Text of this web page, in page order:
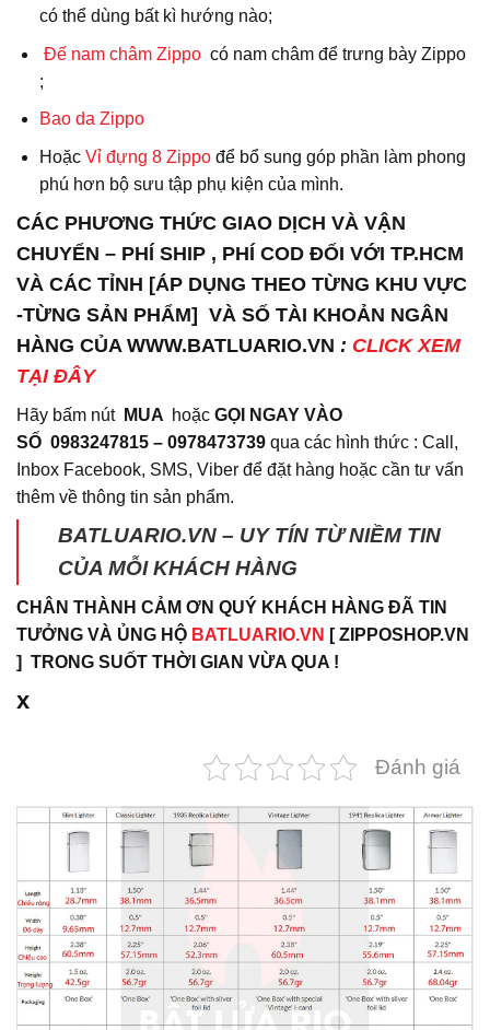
có thể dùng bất kì hướng nào;
Đế nam châm Zippocó nam châm để trưng bày Zippo
;
Bao da Zippo
Hoặc Vỉ đựng 8 Zippođể bổ sung góp phần làm phong
phú hơn bộ sưu tập phụ kiện của mình.
CÁC PHƯƠNG THỨC GIAO DỊCH VÀ VẬN
CHUYỂN – PHÍ SHIP , PHÍ COD ĐỐI VỚI TP.HCM
VÀ CÁC TỈNH [ÁP DỤNG THEO TỪNG KHU VỰC
-TỪNG SẢN PHẨM] VÀ SỐ TÀI KHOẢN NGÂN
HÀNG CỦA WWW.BATLUARIO.VN : CLICK XEM
TẠI ĐÂY
Hãy bấm nút MUA hoặc GỌI NGAY VÀO
SỐ 0983247815 – 0978473739 qua các hình thức : Call,
Inbox Facebook, SMS, Viber để đặt hàng hoặc cần tư vấn
thêm về thông tin sản phẩm.
BATLUARIO.VN – UY TÍN TỪ NIỀM TIN
CỦA MỖI KHÁCH HÀNG
CHÂN THÀNH CẢM ƠN QUÝ KHÁCH HÀNG ĐÃ TIN
TƯỞNG VÀ ỦNG HỘ BATLUARIO.VN [ ZIPPOSHOP.VN
] TRONG SUỐT THỜI GIAN VỪA QUA !
x
Đánh giá